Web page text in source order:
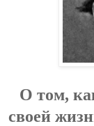
О том,
своей